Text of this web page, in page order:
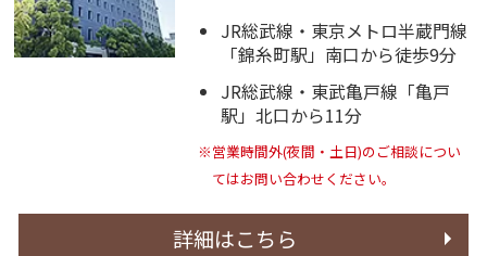
JR総武線・東京メトロ半蔵門線
「錦糸町駅」南口から徒歩9分
JR総武線・東武亀戸線「亀戸
駅」北口から11分
※営業時間外(夜間・土日)のご相談につい
てはお問い合わせください。
詳細はこちら